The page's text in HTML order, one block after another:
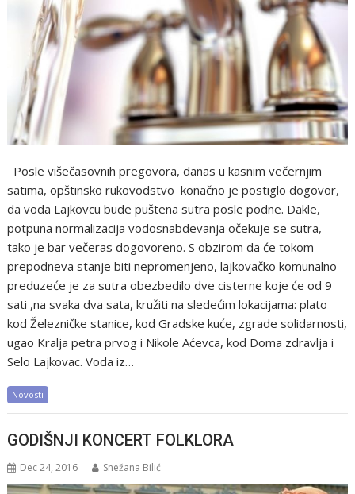
Posle višečasovnih pregovora, danas u kasnim večernjim
satima, opštinsko rukovodstvo konačno je postiglo dogovor,
da voda Lajkovcu bude puštena sutra posle podne. Dakle,
potpuna normalizacija vodosnabdevanja očekuje se sutra,
tako je bar večeras dogovoreno. S obzirom da će tokom
prepodneva stanje biti nepromenjeno, lajkovačko komunalno
preduzeće je za sutra obezbedilo dve cisterne koje će od 9
sati ,na svaka dva sata, kružiti na sledećim lokacijama: plato
kod Železničke stanice, kod Gradske kuće, zgrade solidarnosti,
ugao Kralja petra prvog i Nikole Aćevca, kod Doma zdravlja i
Selo Lajkovac. Voda iz…
Novosti
GODIŠNJI KONCERT FOLKLORA
Dec 24, 2016 Snežana Bilić